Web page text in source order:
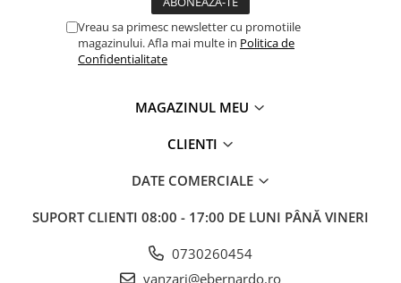
Strunguri metal cu freza
Strunguri universale
Strunguri universale cu viteza
Masini de gaurit - Vario - cu masa
Masini de gaurit cu angrenaj, masa
Masini de gaurit cu coloana
Vreau sa primesc newsletter cu promotiile
magazinului. Afla mai multe in Politica de
Confidentialitate
MAGAZINUL MEU
CLIENTI
DATE COMERCIALE
SUPORT CLIENTI 08:00 - 17:00 DE LUNI PÂNĂ VINERI
0730260454
vanzari@ebernardo.ro